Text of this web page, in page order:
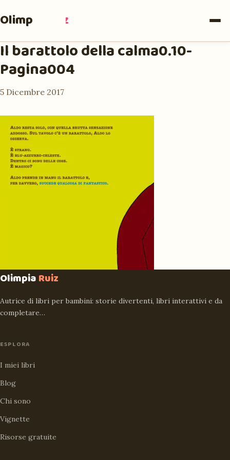
Olimpia Ruiz
Il barattolo della calma0.10-
Pagina004
5 Dicembre 2017
OlimpiaRuiz
Autrice di libri per bambini: storie divertenti, libri interattivi e da
completare…
ESPLORA
I miei libri
Blog
Chi sono
Vignette
Risorse gratuite